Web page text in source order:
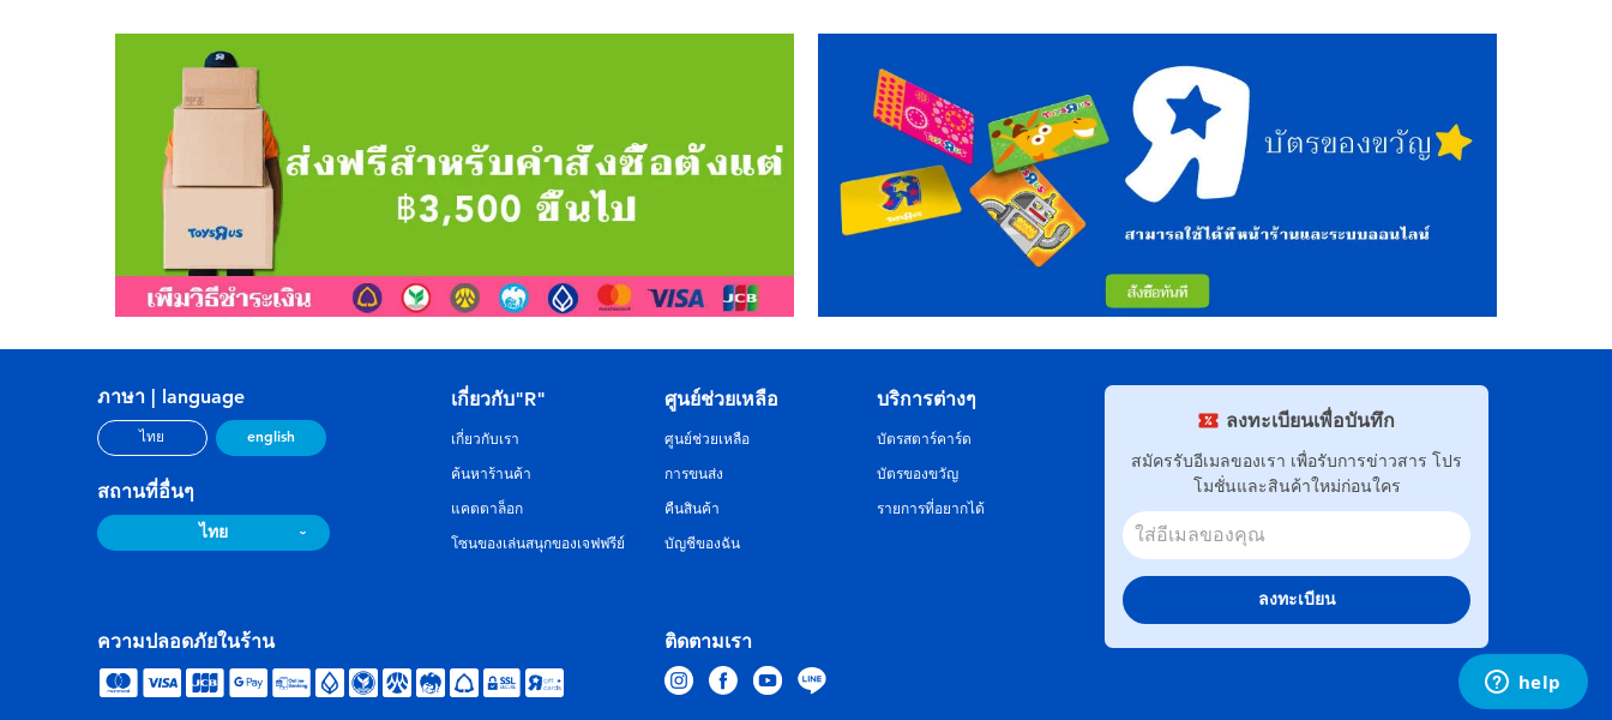
ลงทะเบียนเพื่อบันทึก
สมัครรับอีเมลของเรา เพื่อรับการข่าวสาร โปร
โมชั่นและสินค้าใหม่ก่อนใคร
ลงทะเบียน
ภาษา | language
ไทย english
สถานที่อื่นๆ
ไทย
ติดตามเรา
เกี่ยวกับ"R"
เกี่ยวกับเรา
ค้นหาร้านค้า
แคตตาล็อก
โซนของเล่นสนุกของเจฟฟรีย์
ศูนย์ช่วยเหลือ
ศูนย์ช่วยเหลือ
การขนส่ง
คืนสินค้า
บัญชีของฉัน
บริการต่างๆ
บัตรสตาร์คาร์ด
บัตรของขวัญ
รายการที่อยากได้
ความปลอดภัยในร้าน